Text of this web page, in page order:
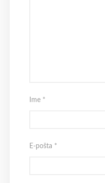
Ime *
E-pošta *